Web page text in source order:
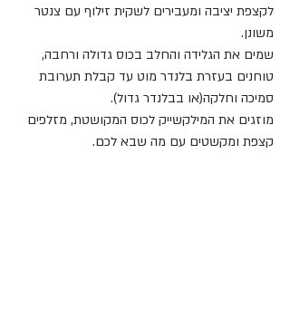
לקצפת יציבה ומעבירים לשקית זילוף עם צנטר
משונן.
שמים את הגלידה והחלב בכוס גדולה ורחבה,
טוחנים בעזרת בלנדר מוט עד קבלת תערובת
סמיכה וחלקה(או בבלנדר גדול).
מוזגים את המילקשייק לכוס המקושטת, מזלפים
קצפת ומקשטים עם מה שבא לכם.